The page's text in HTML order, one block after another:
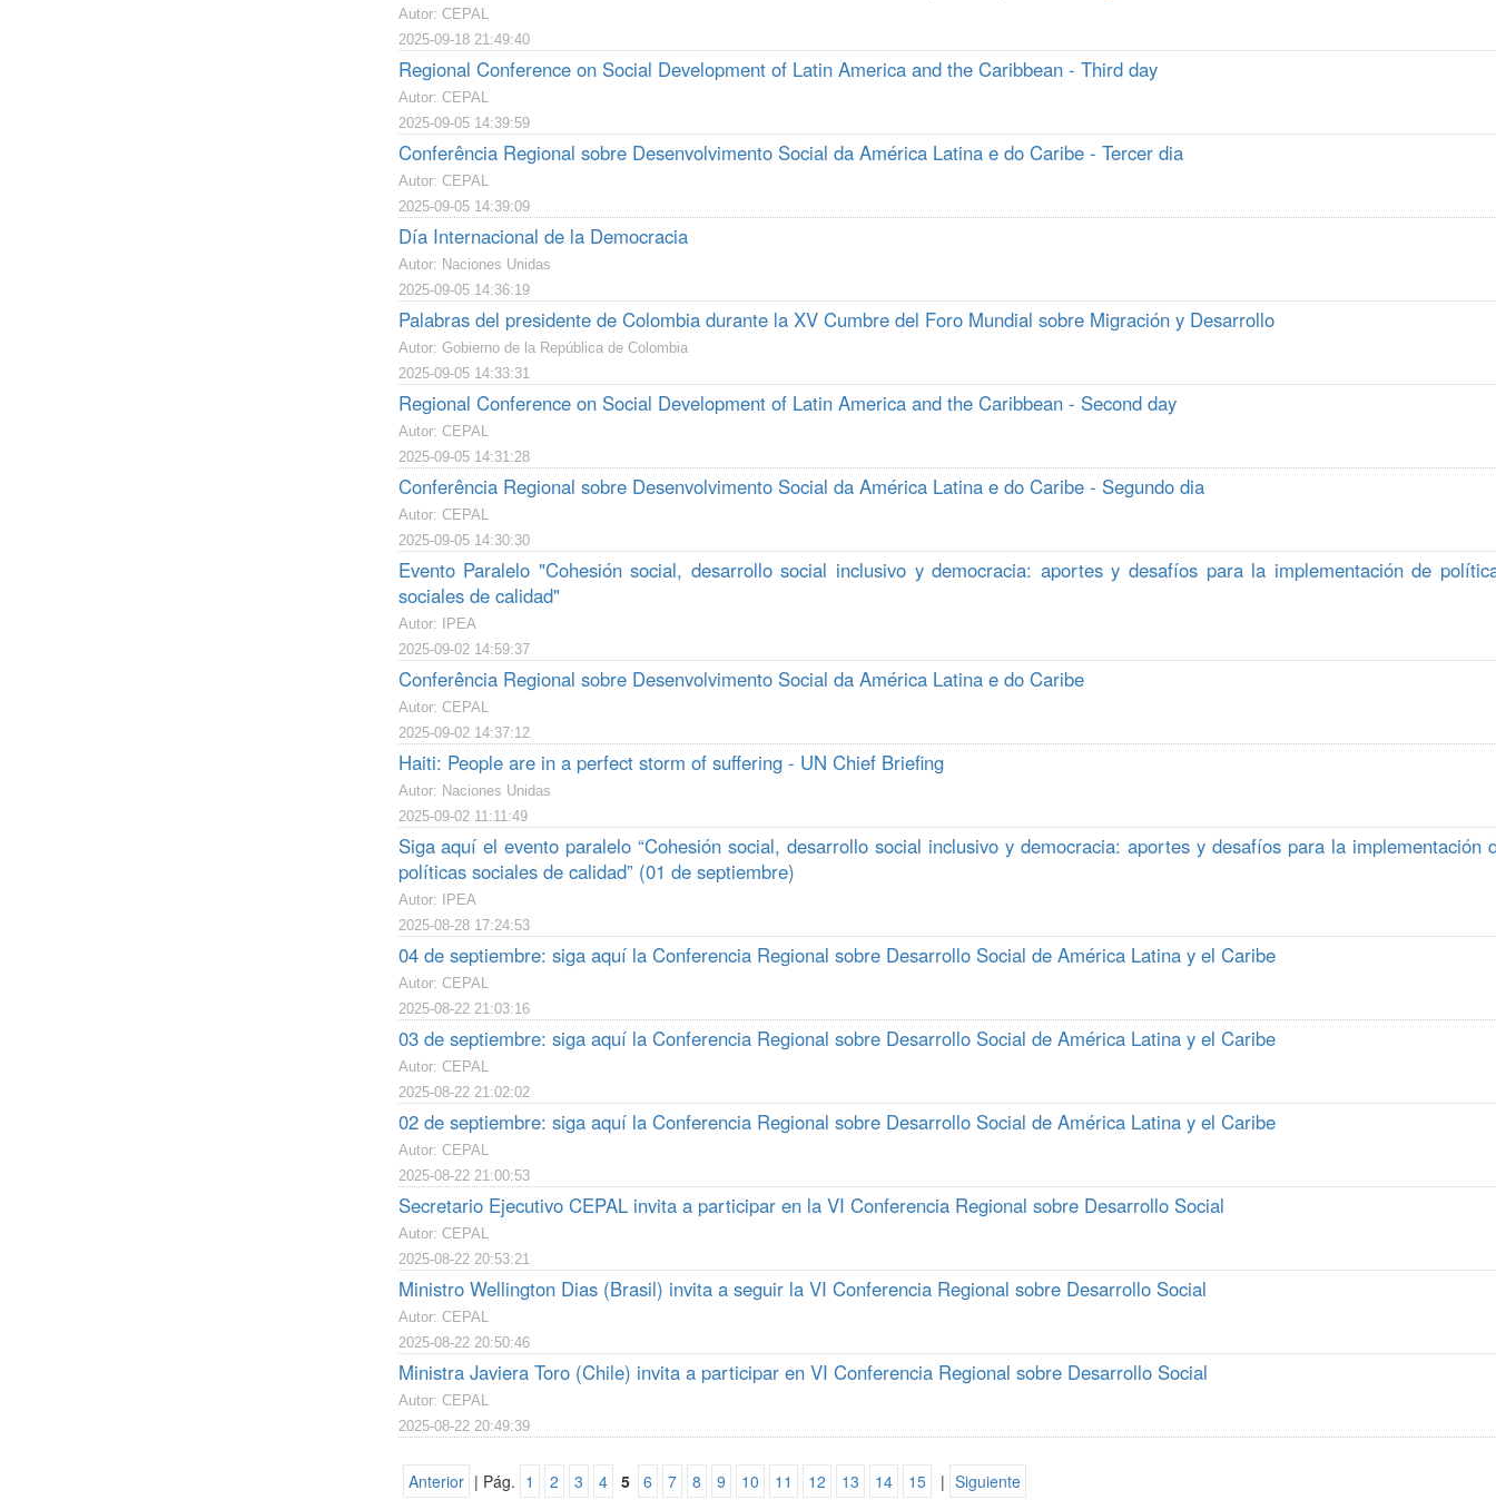
Autor: CEPAL
2025-09-18 21:49:40
Regional Conference on Social Development of Latin America and the Caribbean - Third day
Autor: CEPAL
2025-09-05 14:39:59
Conferência Regional sobre Desenvolvimento Social da América Latina e do Caribe - Tercer dia
Autor: CEPAL
2025-09-05 14:39:09
Día Internacional de la Democracia
Autor: Naciones Unidas
2025-09-05 14:36:19
Palabras del presidente de Colombia durante la XV Cumbre del Foro Mundial sobre Migración y Desarrollo
Autor: Gobierno de la República de Colombia
2025-09-05 14:33:31
Regional Conference on Social Development of Latin America and the Caribbean - Second day
Autor: CEPAL
2025-09-05 14:31:28
Conferência Regional sobre Desenvolvimento Social da América Latina e do Caribe - Segundo dia
Autor: CEPAL
2025-09-05 14:30:30
Evento Paralelo "Cohesión social, desarrollo social inclusivo y democracia: aportes y desafíos para la implementación de
sociales de calidad"
Autor: IPEA
2025-09-02 14:59:37
Conferência Regional sobre Desenvolvimento Social da América Latina e do Caribe
Autor: CEPAL
2025-09-02 14:37:12
Haiti: People are in a perfect storm of suffering - UN Chief Briefing
Autor: Naciones Unidas
2025-09-02 11:11:49
Siga aquí el evento paralelo “Cohesión social, desarrollo social inclusivo y democracia: aportes y desafíos para la implementación
políticas sociales de calidad” (01 de septiembre)
Autor: IPEA
2025-08-28 17:24:53
04 de septiembre: siga aquí la Conferencia Regional sobre Desarrollo Social de América Latina y el Caribe
Autor: CEPAL
2025-08-22 21:03:16
03 de septiembre: siga aquí la Conferencia Regional sobre Desarrollo Social de América Latina y el Caribe
Autor: CEPAL
2025-08-22 21:02:02
02 de septiembre: siga aquí la Conferencia Regional sobre Desarrollo Social de América Latina y el Caribe
Autor: CEPAL
2025-08-22 21:00:53
Secretario Ejecutivo CEPAL invita a participar en la VI Conferencia Regional sobre Desarrollo Social
Autor: CEPAL
2025-08-22 20:53:21
Ministro Wellington Dias (Brasil) invita a seguir la VI Conferencia Regional sobre Desarrollo Social
Autor: CEPAL
2025-08-22 20:50:46
Ministra Javiera Toro (Chile) invita a participar en VI Conferencia Regional sobre Desarrollo Social
Autor: CEPAL
2025-08-22 20:49:39
Anterior | Pág. 1 2 3 4 5 6 7 8 9 10 11 12 13 14 15 | Siguiente